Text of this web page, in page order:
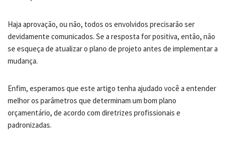
Haja aprovação, ou não, todos os envolvidos precisarão ser
devidamente comunicados. Se a resposta for positiva, então, não
se esqueça de atualizar o plano de projeto antes de implementar a
mudança.
Enfim, esperamos que este artigo tenha ajudado você a entender
melhor os parâmetros que determinam um bom plano
orçamentário, de acordo com diretrizes profissionais e
padronizadas.